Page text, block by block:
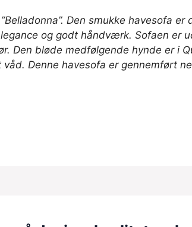
Den smukke havesofa er
og godt håndværk. Sofaen er
Den bløde medfølgende hynde er i
Denne havesofa er gennemført